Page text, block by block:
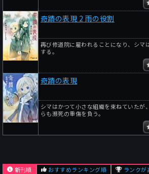
奇蹟の表現 2 雨の役割
再び修道院に雇われることになり、シマ
する。
奇蹟の表現
シマはかつて小さな組織を束ねていたが
らも瀕死の重傷を負う。
新刊順 おすすめランキング順 ランクが